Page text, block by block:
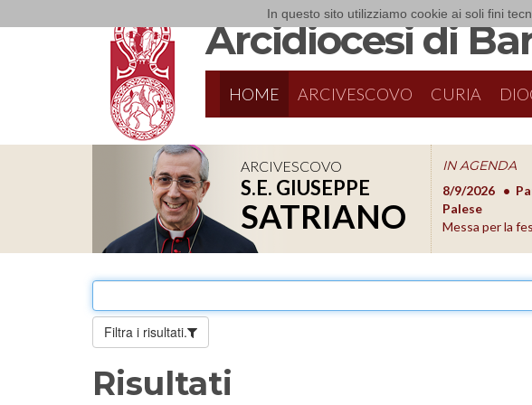
In questo sito utilizziamo cookie ai soli fini
Arcidiocesi di
HOME ARCIVESCOVO CURIA
ARCIVESCOVO
S.E. GIUSEPPE
SATRIANO
IN AGENDA
8/17/2026
Conversano
Conferenza Episcopale Pugliese
8/9/2026
Palese
Messa per la
Filtra i risultati.
Risultati